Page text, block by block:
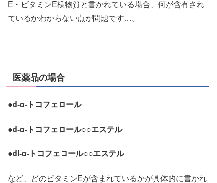
E・ビタミンE様物質と書かれている場合、何が含有され
ているかわからない点が問題です…。
医薬品の場合
●d-α-トコフェロール
●d-α-トコフェロール○○エステル
●dl-α-トコフェロール○○エステル
など、どのビタミンEが含まれているかが具体的に書かれ